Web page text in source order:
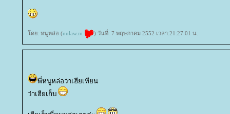
ดย: หนูหล่อ (nulaw.m ) วันที่: 7 พฤษภาคม 2552 เวลา:21:27:01 น.
พี่หนูหล่อว่าเฮียเทียน
ว่าเฮียเก็บ